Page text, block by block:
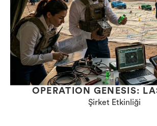
OPERATION GENESIS:
Şirket Etkinliği